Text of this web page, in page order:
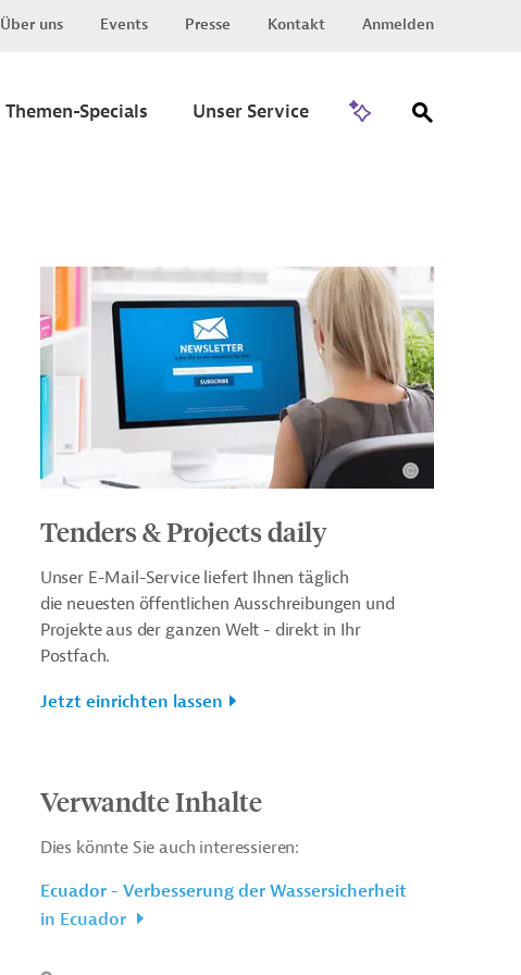
Über uns Events Presse Kontakt Anmelden
Themen-Specials Unser Service
Tenders & Projects daily
Unser E-Mail-Service liefert Ihnen täglich
die neuesten öffentlichen Ausschreibungen und
Projekte aus der ganzen Welt - direkt in Ihr
Postfach.
Jetzt einrichten lassen
Verwandte Inhalte
Dies könnte Sie auch interessieren:
Ecuador - Verbesserung der Wassersicherheit
in Ecuador